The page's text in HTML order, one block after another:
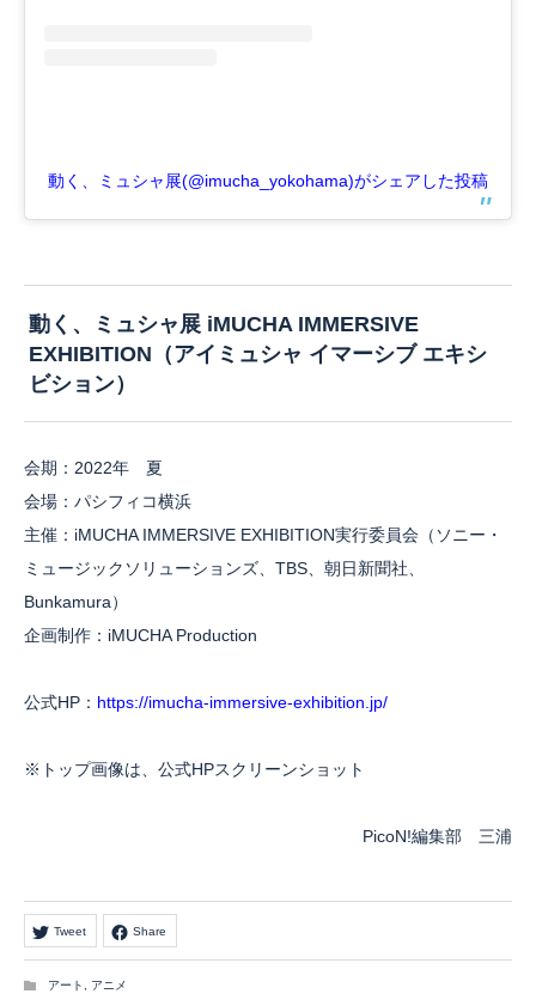
動く、ミュシャ展(@imucha_yokohama)がシェアした投稿
動く、ミュシャ展 iMUCHA IMMERSIVE
EXHIBITION（アイミュシャ イマーシブ エキシ
ビション）
会期：2022年 夏
会場：パシフィコ横浜
主催：iMUCHA IMMERSIVE EXHIBITION実行委員会（ソニー・
ミュージックソリューションズ、TBS、朝日新聞社、
Bunkamura）
企画制作：iMUCHA Production
公式HP： https://imucha-immersive-exhibition.jp/
※トップ画像は、公式HPスクリーンショット
PicoN!編集部 三浦
Tweet Share
アート アニメ